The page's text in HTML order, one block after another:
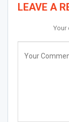
LEAVE A
Your